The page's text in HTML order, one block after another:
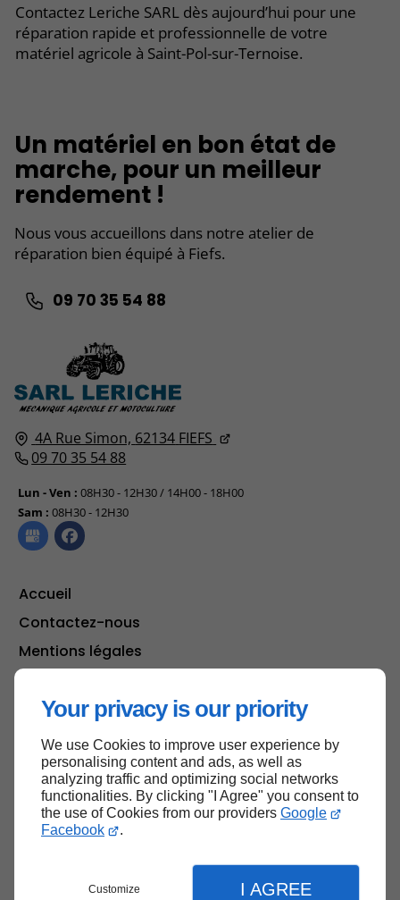
Your privacy is our priority
We use Cookies to improve user experience by
personalising content and ads, as well as
analyzing traffic and optimizing social networks
functionalities. By clicking "I Agree" you consent to
the use of Cookies from our providers Google
Facebook
.
Customize I AGREE
Contactez Leriche SARL dès aujourd’hui pour une
réparation rapide et professionnelle de votre
matériel agricole à Saint-Pol-sur-Ternoise.
4A Rue Simon, 62134 FIEFS
09 70 35 54 88
Lun - Ven : 08H30 - 12H30 / 14H00 - 18H00
Sam : 08H30 - 12H30
Accueil
Contactez-nous
Mentions légales
Un matériel en bon état de
marche, pour un meilleur
rendement !
Nous vous accueillons dans notre atelier de
réparation bien équipé à Fiefs.
09 70 35 54 88
Haut de page